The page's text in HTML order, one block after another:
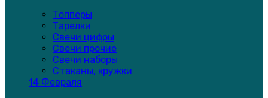
Топперы
Тарелки
Свечи цифры
Свечи прочие
Свечи наборы
Стаканы, кружки
14 Февраля